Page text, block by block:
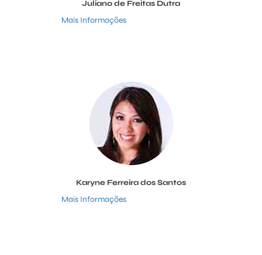
Juliano de Freitas Dutra
Mais Informações
Karyne Ferreira dos Santos
Mais Informações